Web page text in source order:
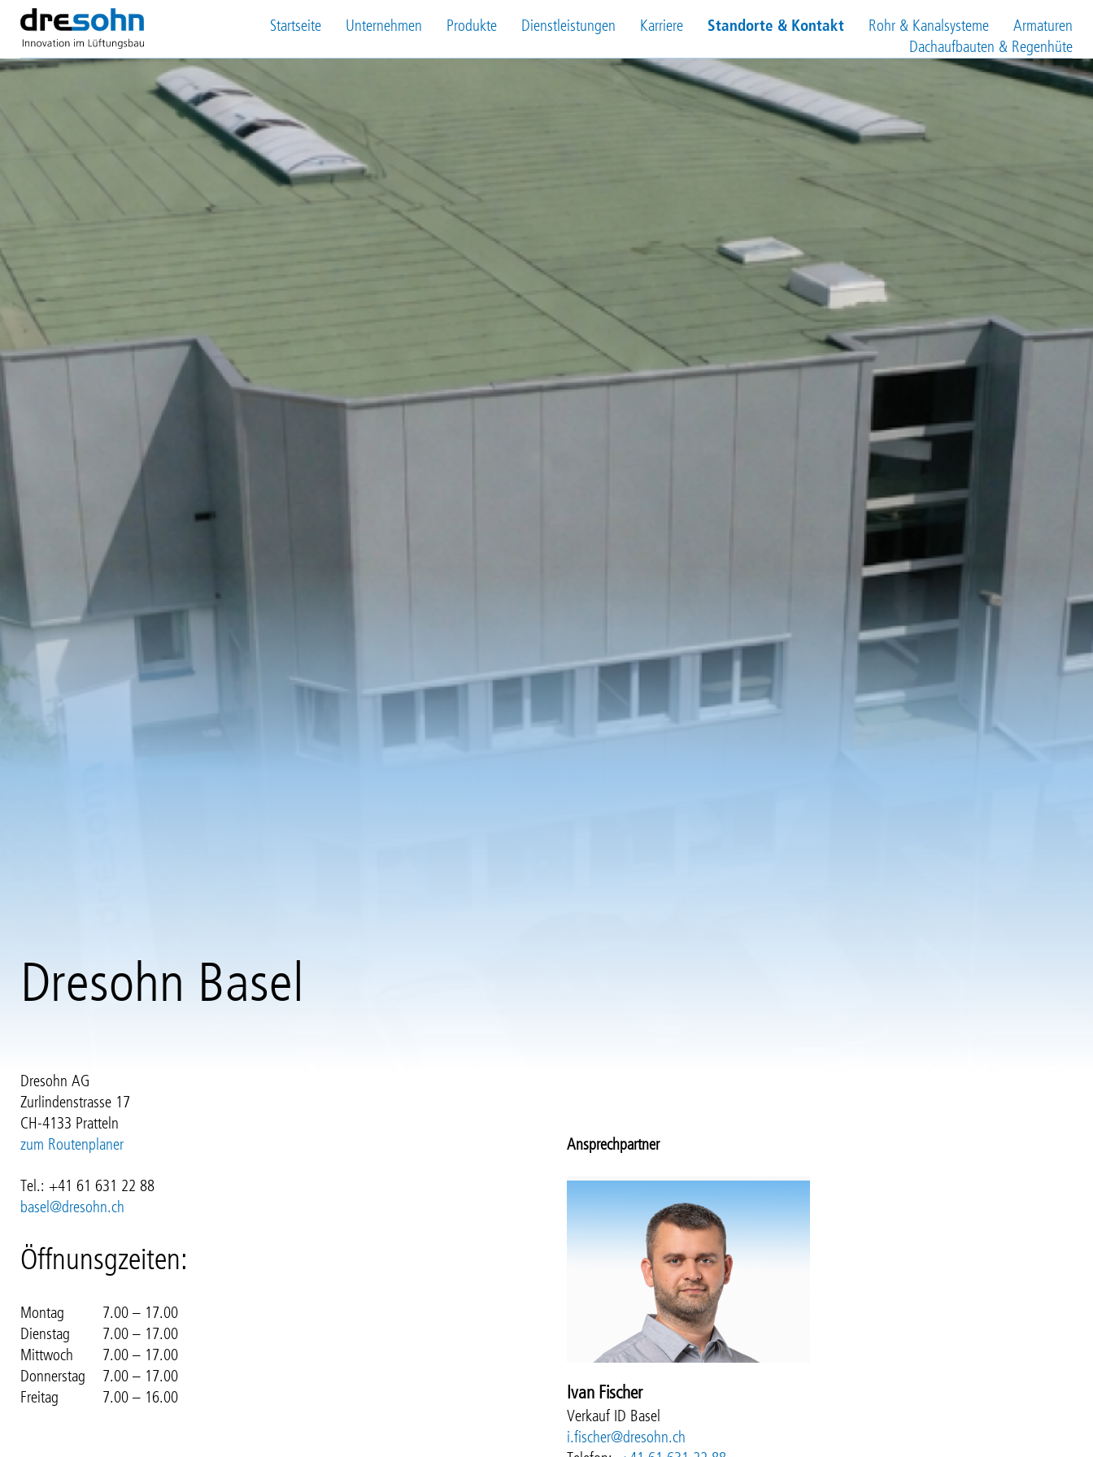
Direkt
zum
Inhalt
Main
navigation
Startseite Unternehmen Produkte Dienstleistungen Karriere Standorte & Kontakt Rohr & Kanalsysteme
Armaturen
Dachaufbauten & Regenhüte
Image
Dresohn Basel
Dresohn AG
Zurlindenstrasse 17
CH-4133 Pratteln
zum Routenplaner
Tel.: +41 61 631 22 88
basel@dresohn.ch
Öffnunsgzeiten:
Montag
7.00 – 17.00
Dienstag
7.00 – 17.00
Mittwoch
7.00 – 17.00
Donnerstag
7.00 – 17.00
Freitag
7.00 – 16.00
Ansprechpartner
Ivan Fischer
Verkauf ID Basel
i.fischer@dresohn.ch